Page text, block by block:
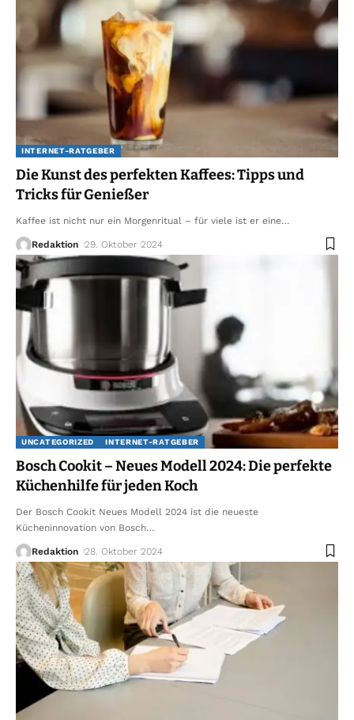
INTERNET-RATGEBER
Die Kunst des perfekten Kaffees: Tipps und
Tricks für Genießer
Kaffee ist nicht nur ein Morgenritual – für viele ist er eine…
Redaktion 29. Oktober 2024
UNCATEGORIZED INTERNET-RATGEBER
Bosch Cookit – Neues Modell 2024: Die perfekte
Küchenhilfe für jeden Koch
Der Bosch Cookit Neues Modell 2024 ist die neueste
Kücheninnovation von Bosch…
Redaktion 28. Oktober 2024